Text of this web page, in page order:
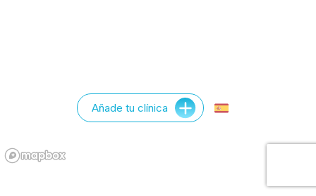
Añade tu clínica